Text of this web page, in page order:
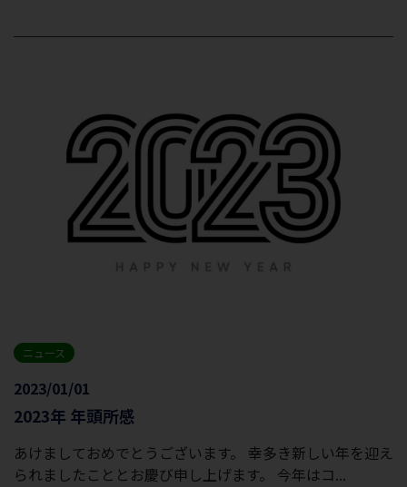
ニュース
2023/01/01
2023年 年頭所感
あけましておめでとうございます。 幸多き新しい年を迎え
られましたこととお慶び申し上げます。 今年はコ...